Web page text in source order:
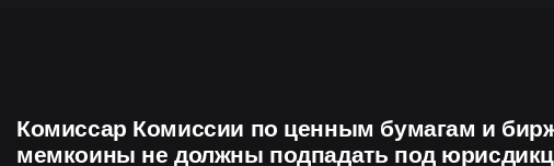
Комиссар Комиссии по ценным бумагам и
мемкоины не должны подпадать под